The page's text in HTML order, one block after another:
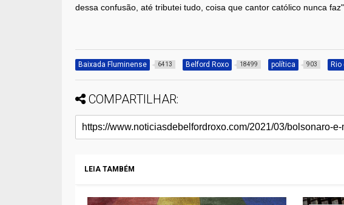
dessa confusão, até tributei tudo, coisa que cantor católico nunca faz".
Baixada Fluminense 6413 Belford Roxo 18499 política 903 Rio
COMPARTILHAR:
LEIA TAMBÉM